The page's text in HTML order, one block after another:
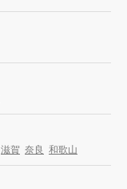
滋賀 奈良 和歌山